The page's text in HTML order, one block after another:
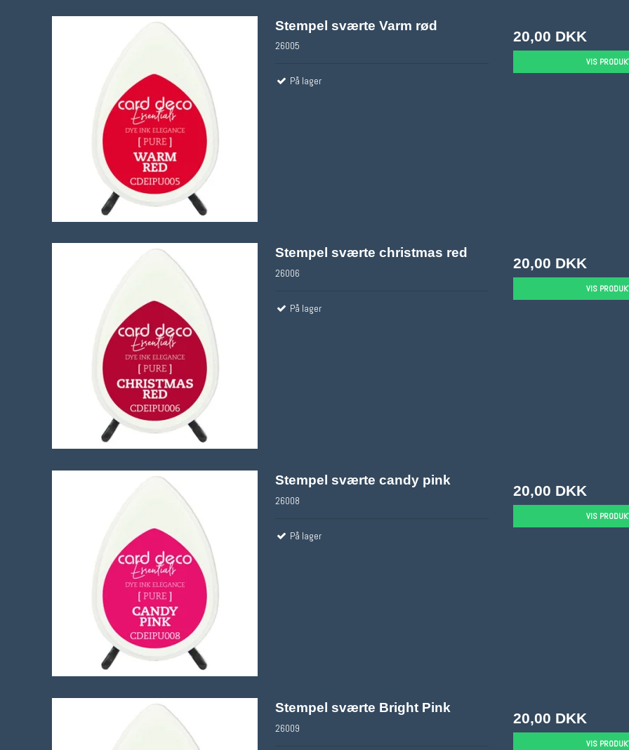
øvrige stickers
Stempel sværte Varm rød
26005
På lager
20,00 DKK
VIS
Stempel sværte christmas red
26006
På lager
20,00 DKK
VIS
Stempel sværte candy pink
26008
På lager
20,00 DKK
VIS
Stempel sværte Bright Pink
26009
20,00 DKK
VIS